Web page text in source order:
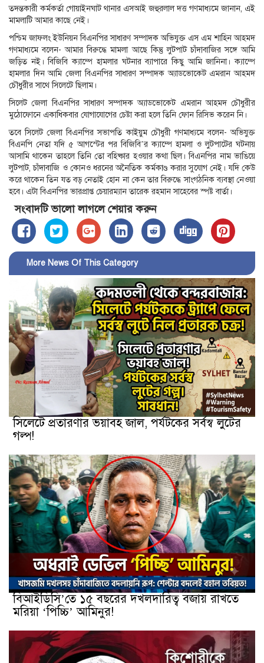
তদন্তকারী কর্মকর্তা গোয়াইনঘাট থানার এসআই জহুরলাল দত্ত গণমাধ্যমে জানান, এই
মামলাটি আমার কাছে নেই।
পশ্চিম জাফলং ইউনিয়ন বিএনপির সাধারণ সম্পাদক অভিযুক্ত এস এম শাহিন আহমদ
গণমাধ্যমে বলেন- আমার বিরুদ্ধে মামলা আছে কিন্তু লুটপাট চাঁদাবাজির সঙ্গে আমি
জড়িত নই। বিজিবি ক্যাম্পে হামলার ঘটনার ব্যাপারে কিছু আমি জানিনা। ক্যাম্পে
হামলার দিন আমি জেলা বিএনপির সাধারণ সম্পাদক অ্যাডভোকেট এমরান আহমদ
চৌধুরীর সাথে সিলেটে ছিলাম।
সিলেট জেলা বিএনপির সাধারণ সম্পাদক অ্যাডভোকেট এমরান আহমদ চৌধুরীর
মুঠোফোনে একাধিকবার যোগাযোগের চেষ্টা করা হলে তিনি ফোন রিসিভ করেন নি।
তবে সিলেট জেলা বিএনপির সভাপতি কাইয়ুম চৌধুরী গণমাধ্যমে বলেন- অভিযুক্ত
বিএনপি নেতা যদি ৫ আগস্টের পর বিজিবি’র ক্যাম্পে হামলা ও লুটপাটের ঘটনায়
আসামি থাকেন তাহলে তিনি তো বহিষ্কার হওয়ার কথা ছিল। বিএনপির নাম ভাঙিয়ে
লুটপাট, চাঁদাবাজি ও কোনও ধরনের অনৈতিক কর্মকাণ্ড করার সুযোগ নেই। যদি কেউ
করে থাকেন তিন যত বড় নেতাই হোন না কেন তার বিরুদ্ধে সাংগঠনিক ব্যবস্থা নেওয়া
হবে। এটা বিএনপির ভারপ্রাপ্ত চেয়ারম্যান তারেক রহমান সাহেবের স্পষ্ট বার্তা।
সংবাদটি ভালো লাগলে শেয়ার করুন
More News Of This Category
সিলেটে প্রতারণার ভয়াবহ জাল, পর্যটকের সর্বস্ব লুটের
গল্প!
বিআইডিসি’তে ১৫ বছরের দখলদারিত্ব বজায় রাখতে
মরিয়া ‘পিচ্চি’ আমিনুর!